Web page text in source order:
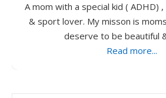
A mom with a special kid ( ADHD)
& sport lover. My misson is
deserve to be beautiful
Read more...